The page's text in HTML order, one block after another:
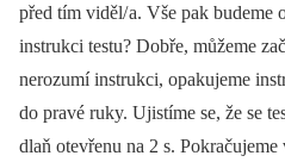
před tím viděl/ a. Vše pak budeme
instrukci testu? Dobře, můžeme
nerozumí instrukci, opakujeme
do pravé ruky. Ujistíme se, že se
dlaň otevřenu na 2 s.